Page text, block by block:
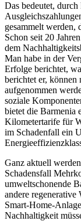
Das bedeutet,
gesammelt werden,
Schon seit 20
dem
Man habe in der
Erfolge berichtet,
berichtet er,
aufgenommen
soziale
bietet die Barmenia
Kilometertarife für
im Schadenfall ein
Ganz aktuell
Schadensfall
umweltschonende
andere regenerative
Smart-Home-
Nachhaltigkeit